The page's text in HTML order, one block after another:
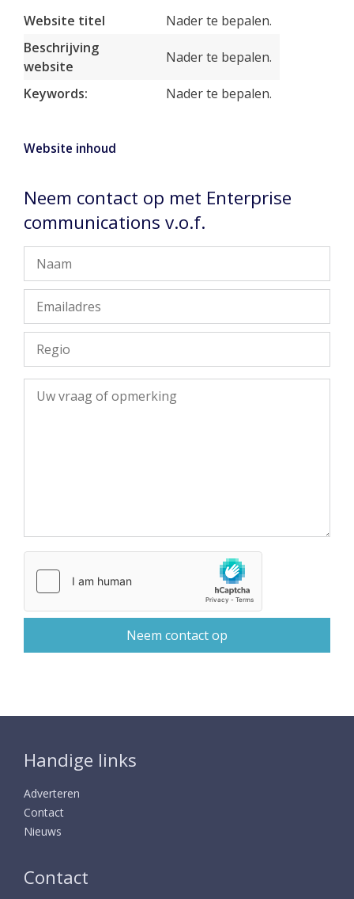
Website titel
Nader te bepalen.
Beschrijving
website
Nader te bepalen.
Keywords: Nader te bepalen.
Website inhoud
Neem contact op met Enterprise
communications v.o.f.
Handige links
Adverteren
Contact
Nieuws
Contact